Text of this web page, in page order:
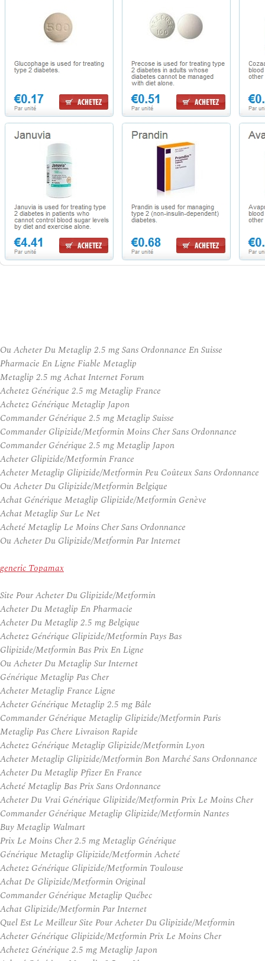
Ou Acheter Du Metaglip 2.5 mg Sans Ordonnance En Suisse
Pharmacie En Ligne Fiable Metaglip
Metaglip 2.5 mg Achat Internet Forum
Achetez Générique 2.5 mg Metaglip France
Achetez Générique Metaglip Japon
Commander Générique 2.5 mg Metaglip Suisse
Commander Glipizide/Metformin Moins Cher Sans Ordonnance
Commander Générique 2.5 mg Metaglip Japon
Acheter Glipizide/Metformin France
Acheter Metaglip Glipizide/Metformin Peu Coûteux Sans Ordonnance
Ou Acheter Du Glipizide/Metformin Belgique
Achat Générique Metaglip Glipizide/Metformin Genève
Achat Metaglip Sur Le Net
Acheté Metaglip Le Moins Cher Sans Ordonnance
Ou Acheter Du Glipizide/Metformin Par Internet
generic Topamax
Site Pour Acheter Du Glipizide/Metformin
Acheter Du Metaglip En Pharmacie
Acheter Du Metaglip 2.5 mg Belgique
Achetez Générique Glipizide/Metformin Pays Bas
Glipizide/Metformin Bas Prix En Ligne
Ou Acheter Du Metaglip Sur Internet
Générique Metaglip Pas Cher
Acheter Metaglip France Ligne
Acheter Générique Metaglip 2.5 mg Bâle
Commander Générique Metaglip Glipizide/Metformin Paris
Metaglip Pas Chere Livraison Rapide
Achetez Générique Metaglip Glipizide/Metformin Lyon
Acheter Metaglip Glipizide/Metformin Bon Marché Sans Ordonnance
Acheter Du Metaglip Pfizer En France
Acheté Metaglip Bas Prix Sans Ordonnance
Acheter Du Vrai Générique Glipizide/Metformin Prix Le Moins Cher
Commander Générique Metaglip Glipizide/Metformin Nantes
Buy Metaglip Walmart
Prix Le Moins Cher 2.5 mg Metaglip Générique
Générique Metaglip Glipizide/Metformin Acheté
Achetez Générique Glipizide/Metformin Toulouse
Achat De Glipizide/Metformin Original
Commander Générique Metaglip Québec
Achat Glipizide/Metformin Par Internet
Quel Est Le Meilleur Site Pour Acheter Du Glipizide/Metformin
Acheter Générique Glipizide/Metformin Prix Le Moins Cher
Achetez Générique 2.5 mg Metaglip Japon